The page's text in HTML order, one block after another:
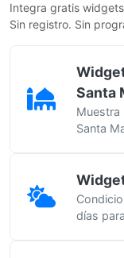
Integra gratis
Sin registro. Sin
Santa
Muestra
Santa
días